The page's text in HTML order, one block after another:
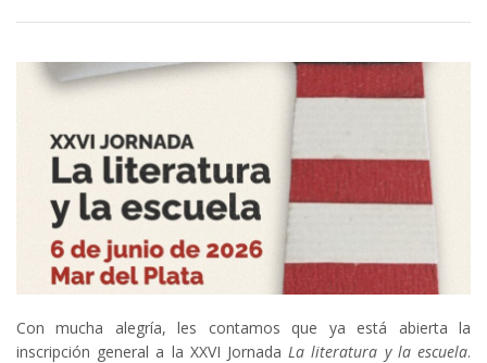
Con mucha alegría, les contamos que ya está abierta la
inscripción general a la XXVI Jornada La literatura y la escuela.